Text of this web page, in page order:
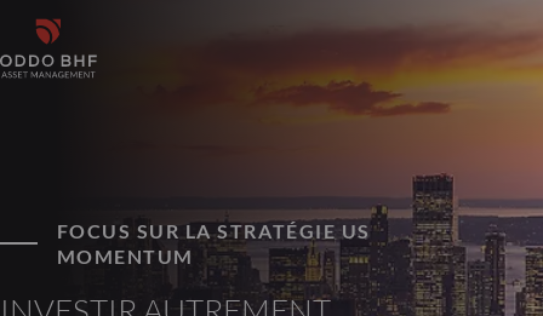
FOCUS SUR LA STRATÉGIE US
MOMENTUM